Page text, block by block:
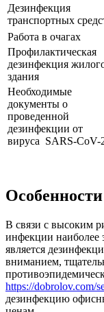
Дезинфекция
транспортных
Работа в очагах
Профилактическая
дезинфекция
здания
Необходимые
документы о
проведенной
дезинфекции от
вируса SARS-CoV-
В связи с высоким
инфекции наиболее
является
вниманием,
https://dobrolov.com/
дезинфекцию